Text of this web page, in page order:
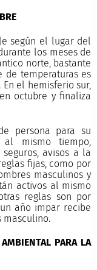
según el lugar del
los meses de
norte, bastante
de temperaturas es
el hemisferio sur,
octubre y finaliza
persona para su
mismo tiempo,
avisos a la
fijas, como por
masculinos y
activos al mismo
reglas son por
año impar recibe
masculino.
PARA LA